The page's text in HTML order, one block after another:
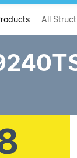
All